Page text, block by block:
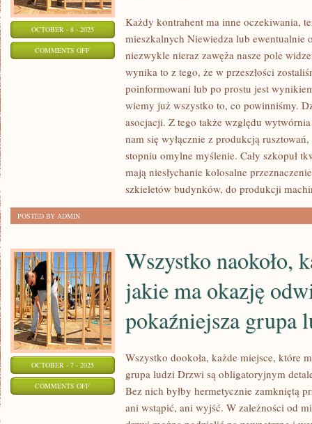
OCTOBER - 8 - 2025
COMMENTS OFFON
NIEŚWIADOMOŚĆ
OGRANICZENIE
POSIADANEJ
NIEZMIERNIE
Każdy kontrahent ma inne oczekiwania,
mieszkalnych Niewiedza lub ewentualnie
niezwykle nieraz zawęża nasze pole
wynika to z tego, że w przeszłości
poinformowani lub po prostu jest
wiemy już wszystko to, co powinniśmy.
asocjacji. Z tego także względu
nam się wyłącznie z produkcją
stopniu omylne myślenie. Cały szkopuł
mają niesłychanie kolosalne
szkieletów budynków, do produkcji
POSTED BY ADMIN
OCTOBER - 7 - 2025
COMMENTS OFFON
Wszystko naokoło,
jakie ma okazję
pokaźniejsza grupa
Wszystko dookoła, każde miejsce, które
grupa ludzi Drzwi są obligatoryjnym
Bez nich byłby hermetycznie zamkniętą
ani wstąpić, ani wyjść. W zależności od